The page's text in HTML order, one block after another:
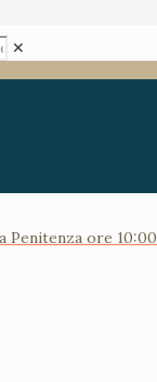
✕
Penitenza ore 10:00